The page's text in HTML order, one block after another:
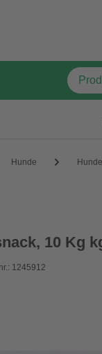
Hunde
10 Kg
1245912